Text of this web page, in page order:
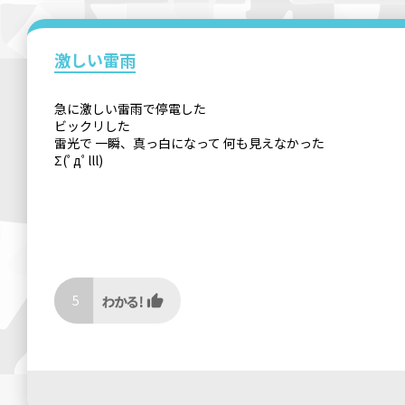
激しい雷雨
急に激しい雷雨で停電した
ビックリした
雷光で 一瞬、真っ白になって 何も見えなかった
Σ(ﾟдﾟlll)
5